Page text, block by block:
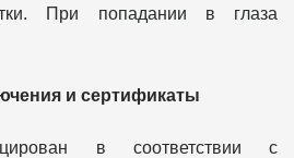
При попадании в глаза
и сертификаты
в соответствии с